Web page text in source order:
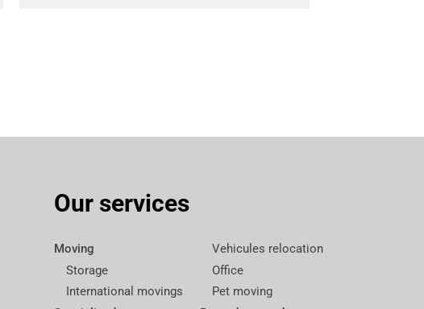
Our services
Moving
Storage
International movings
Vehicules relocation
Office
Pet moving